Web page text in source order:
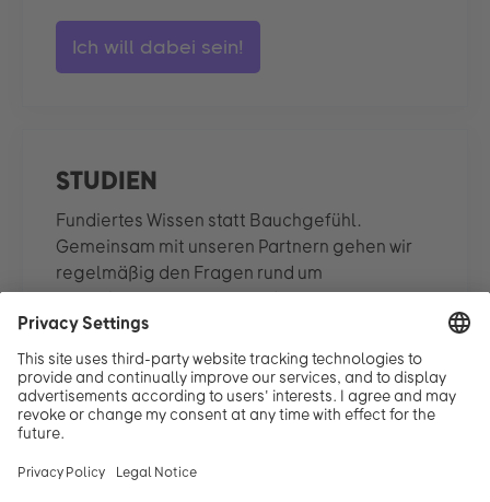
Ich will dabei sein!
STUDIEN
Fundiertes Wissen statt Bauchgefühl.
Gemeinsam mit unseren Partnern gehen wir
regelmäßig den Fragen rund um
Vereinbarkeit, Karriere und
Gleichberechtigung auf den Grund – und
teilen die Ergebnisse offen mit dir.
Studien ansehen!